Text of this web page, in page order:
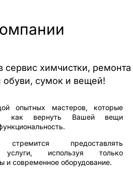
сервис химчистки, ремонта
обуви, сумок и вещей!
опытных мастеров, которые
вернуть Вашей вещи
предоставлять
услуги, используя только
и современное оборудование.